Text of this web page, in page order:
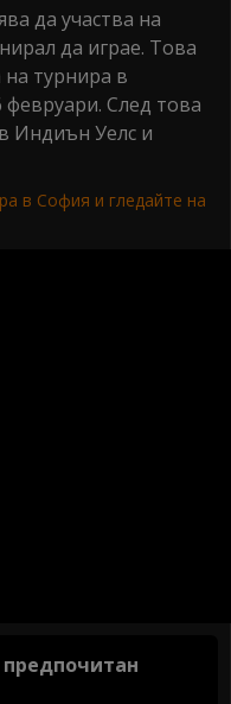
да участва на
да играе. Това
турнира в
След това
Индиън Уелс и
в София и гледайте на